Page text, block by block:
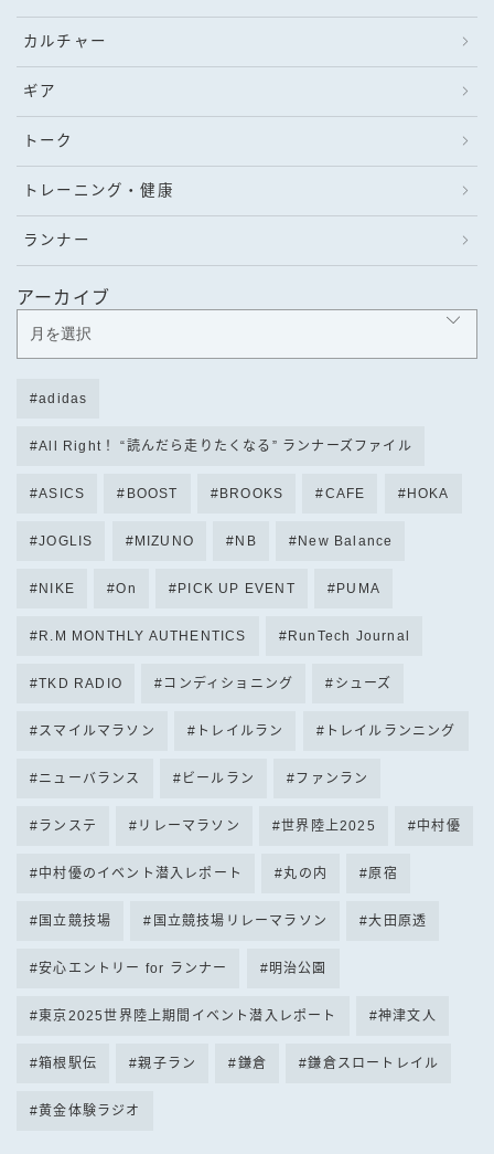
カルチャー
ギア
トーク
トレーニング・健康
ランナー
アーカイブ
adidas
All Right！ “読んだら走りたくなる” ランナーズファイル
ASICS BOOST BROOKS CAFE HOKA
JOGLIS MIZUNO NB New Balance
NIKE On PICK UP EVENT PUMA
R.M MONTHLY AUTHENTICS RunTech Journal
TKD RADIO コンディショニング シューズ
スマイルマラソン トレイルラン トレイルランニング
ニューバランス ビールラン ファンラン
ランステ リレーマラソン 世界陸上2025 中村優
中村優のイベント潜入レポート 丸の内 原宿
国立競技場 国立競技場リレーマラソン 大田原透
安心エントリー for ランナー 明治公園
東京2025世界陸上期間イベント潜入レポート 神津文人
箱根駅伝 親子ラン 鎌倉 鎌倉スロートレイル
黄金体験ラジオ